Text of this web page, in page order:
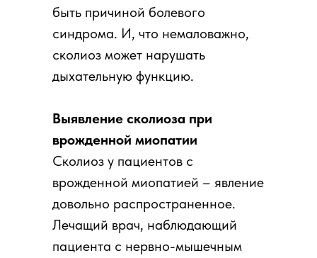
быть причиной болевого
синдрома. И, что немаловажно,
сколиоз может нарушать
дыхательную функцию.
Выявление сколиоза при
врожденной миопатии
Сколиоз у пациентов с
врожденной миопатией – явление
довольно распространенное.
Лечащий врач, наблюдающий
пациента с нервно-мышечным